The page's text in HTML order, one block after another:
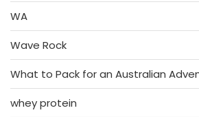
WA
Wave Rock
What to Pack for an Australian
whey protein